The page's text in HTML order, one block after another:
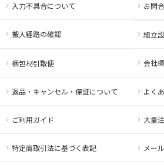
組立
ご利用ガイド
会社
大量
よく
特定商取引法に基づく表記
梱包材引取便
メー
返品・キャンセル・保証について
入力不具合について お問
搬入経路の確認